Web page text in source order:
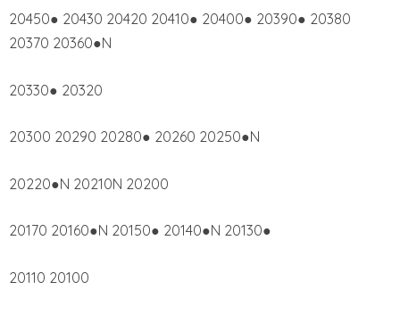
20450● 20430 20420 20410● 20400● 20390● 20380
20370 20360●N
20330● 20320
20300 20290 20280● 20260 20250●N
20220●N 20210N 20200
20170 20160●N 20150● 20140●N 20130●
20110 20100